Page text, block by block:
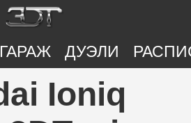
ГАРАЖ ДУЭЛИ
Ioniq